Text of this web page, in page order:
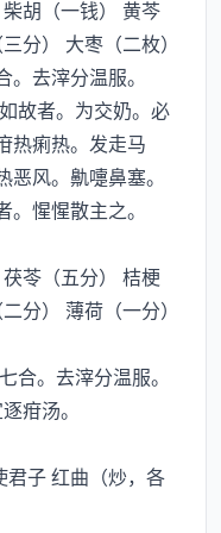
胡（一钱） 黄芩
分） 大枣（二枚）
去滓分温服。
故者。为交奶。必
热痢热。发走马
风。鼽嚏鼻塞。
惺惺散主之。
苓（五分） 桔梗
分） 薄荷（一分）
。去滓分温服。
疳汤。
子 红曲（炒，各